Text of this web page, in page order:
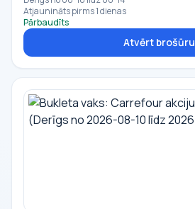
Atjaunināts pirms 1 dienas
Pārbaudīts
Atvērt brošūru